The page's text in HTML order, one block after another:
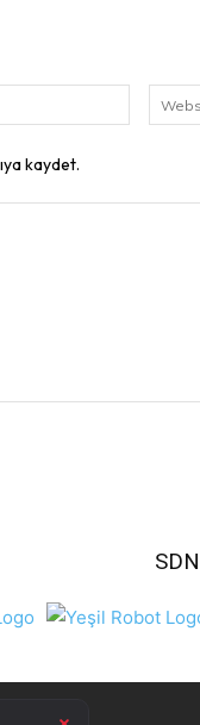
Posta:
kaydet.